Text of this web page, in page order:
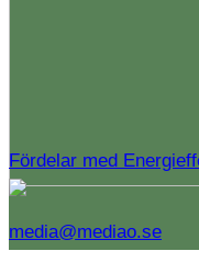
Fördelar med
media@mediao.se